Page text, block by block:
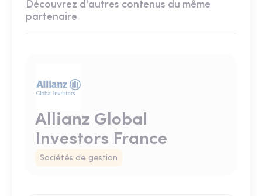
Découvrez d'autres contenus du même
partenaire
Allianz Global
Investors France
Sociétés de gestion